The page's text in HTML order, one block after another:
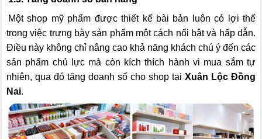
Một shop mỹ phẩm được thiết kế bài bản luôn có lợi thế
trong việc trưng bày sản phẩm một cách nổi bật và hấp dẫn.
Điều này không chỉ nâng cao khả năng khách chú ý đến các
sản phẩm chủ lực mà còn kích thích hành vi mua sắm tự
nhiên, qua đó tăng doanh số cho shop tại Xuân Lộc Đồng
Nai.